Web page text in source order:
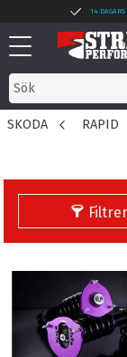
Meny
14
SKODA RAPID